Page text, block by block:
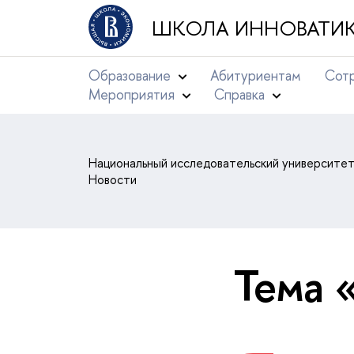
ШКОЛА
Образование Абитуриентам
Мероприятия
Справка
Национальный исследовательский
Новости
Тема